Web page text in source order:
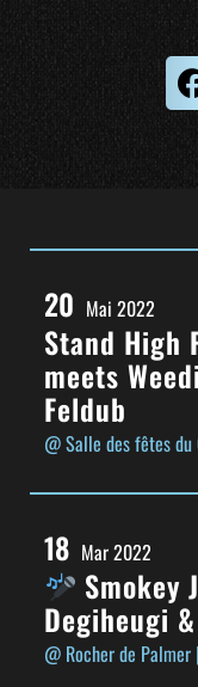
20 Mai 2022
Stand High
meets
Feldub
@ Salle des fêtes du
18 Mar 2022
Smokey
Degiheugi
@ Rocher de Palmer